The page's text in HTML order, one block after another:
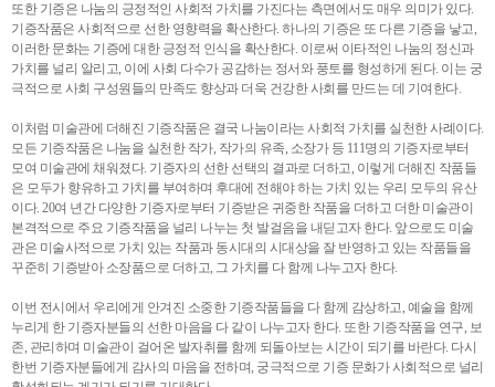
또한 기증은 나눔의 긍정적인 사회적 가치를 가진다는 측면에서도 매우 의미가 있다.
기증작품은 사회적으로 선한 영향력을 확산한다. 하나의 기증은 또 다른 기증을 낳고,
이러한 문화는 기증에 대한 긍정적 인식을 확산한다. 이로써 이타적인 나눔의 정신과
가치를 널리 알리고, 이에 사회 다수가 공감하는 정서와 풍토를 형성하게 된다. 이는 궁
극적으로 사회 구성원들의 만족도 향상과 더욱 건강한 사회를 만드는 데 기여한다.
이처럼 미술관에 더해진 기증작품은 결국 나눔이라는 사회적 가치를 실천한 사례이다.
모든 기증작품은 나눔을 실천한 작가, 작가의 유족, 소장가 등 111명의 기증자로부터
모여 미술관에 채워졌다. 기증자의 선한 선택의 결과로 더하고, 이렇게 더해진 작품들
은 모두가 향유하고 가치를 부여하며 후대에 전해야 하는 가치 있는 우리 모두의 유산
이다. 20여 년간 다양한 기증자로부터 기증받은 귀중한 작품을 더하고 더한 미술관이
본격적으로 주요 기증작품을 널리 나누는 첫 발걸음을 내딛고자 한다. 앞으로도 미술
관은 미술사적으로 가치 있는 작품과 동시대의 시대상을 잘 반영하고 있는 작품들을
꾸준히 기증받아 소장품으로 더하고, 그 가치를 다 함께 나누고자 한다.
이번 전시에서 우리에게 안겨진 소중한 기증작품들을 다 함께 감상하고, 예술을 함께
누리게 한 기증자분들의 선한 마음을 다 같이 나누고자 한다. 또한 기증작품을 연구, 보
존, 관리하며 미술관이 걸어온 발자취를 함께 되돌아보는 시간이 되기를 바란다. 다시
한번 기증자분들에게 감사의 마음을 전하며, 궁극적으로 기증 문화가 사회적으로 널리